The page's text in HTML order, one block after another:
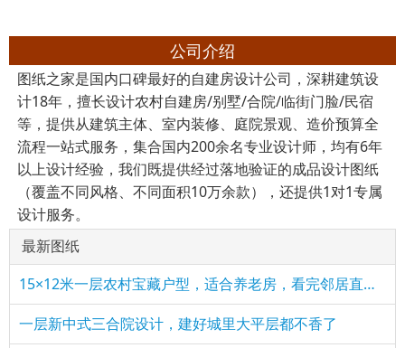
公司介绍
图纸之家是国内口碑最好的自建房设计公司，深耕建筑设
计18年，擅长设计农村自建房/别墅/合院/临街门脸/民宿
等，提供从建筑主体、室内装修、庭院景观、造价预算全
流程一站式服务，集合国内200余名专业设计师，均有6年
以上设计经验，我们既提供经过落地验证的成品设计图纸
（覆盖不同风格、不同面积10万余款），还提供1对1专属
设计服务。
最新图纸
15×12米一层农村宝藏户型，适合养老房，看完邻居直接要图纸！
一层新中式三合院设计，建好城里大平层都不香了